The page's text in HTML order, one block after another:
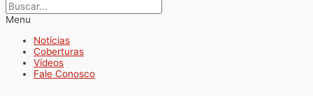
Menu
Notícias
Coberturas
Vídeos
Fale Conosco